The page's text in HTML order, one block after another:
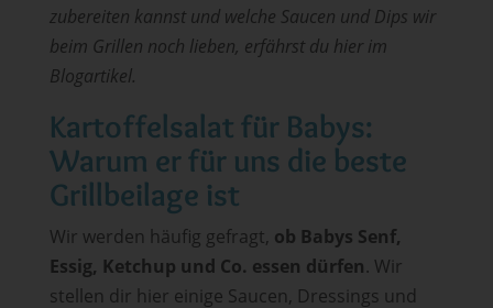
zubereiten kannst und welche Saucen und Dips wir
beim Grillen noch lieben, erfährst du hier im
Blogartikel.
Kartoffelsalat für Babys:
Warum er für uns die beste
Grillbeilage ist
Wir werden häufig gefragt, ob Babys Senf,
Essig, Ketchup und Co. essen dürfen. Wir
stellen dir hier einige Saucen, Dressings und